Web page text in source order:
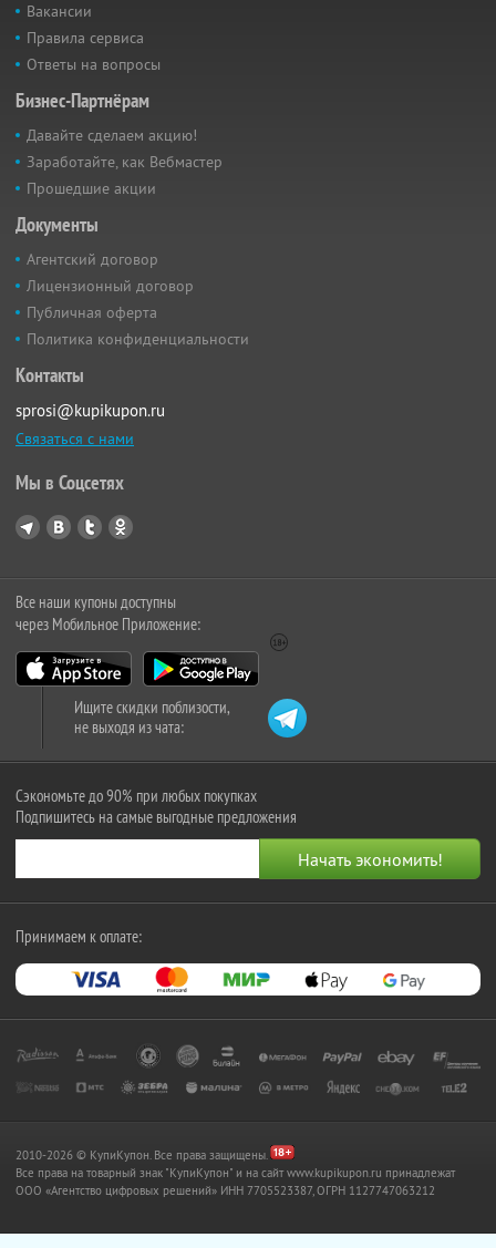
Вакансии
Правила сервиса
Ответы на вопросы
Бизнес-Партнёрам
Давайте сделаем акцию!
Заработайте, как Вебмастер
Прошедшие акции
Документы
Агентский договор
Лицензионный договор
Публичная оферта
Политика конфиденциальности
Контакты
sprosi@kupikupon.ru
Связаться с нами
Мы в Соцсетях
Все наши купоны доступны
через Мобильное Приложение:
Ищите скидки поблизости,
не выходя из чата:
Сэкономьте до 90% при любых покупках
Подпишитесь на самые выгодные предложения
Принимаем к оплате:
2010-2026 © КупиКупон. Все права защищены.
Все права на товарный знак "КупиКупон" и на сайт www.kupikupon.ru принадлежат
OOO «Агентство цифровых решений» ИНН 7705523387, ОГРН 1127747063212